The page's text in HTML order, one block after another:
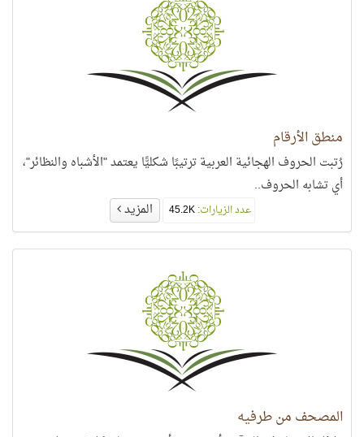
منطق الأرقام
رُتبت الحروف الهجائية العربية ترتيبًا شكليًّا يعتمد "الأشباه والنظائر"،
أي تشابه الحروف..
عدد الزيارات:45.2K المزيد
المصحف من طرفيه